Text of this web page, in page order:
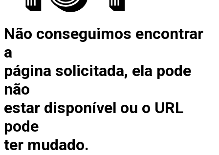
Não conseguimos encontrar
a
página solicitada, ela pode
não
estar disponível ou o URL
pode
ter mudado.